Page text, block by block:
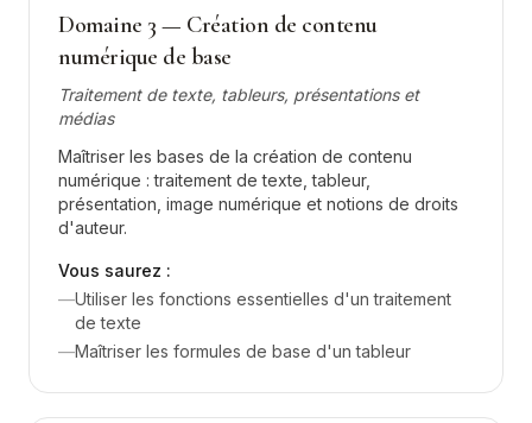
Domaine 3 — Création de contenu
numérique de base
Traitement de texte, tableurs, présentations et
médias
Maîtriser les bases de la création de contenu
numérique : traitement de texte, tableur,
présentation, image numérique et notions de droits
d'auteur.
Vous saurez :
—Utiliser les fonctions essentielles d'un traitement
de texte
—Maîtriser les formules de base d'un tableur